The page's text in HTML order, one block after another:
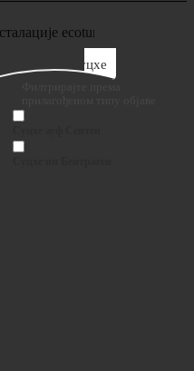
Суцхе
прилагођеном типу објаве
Суцхе ауф Сеитен